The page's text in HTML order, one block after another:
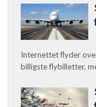
Internettet flyder
billigste flybilletter,